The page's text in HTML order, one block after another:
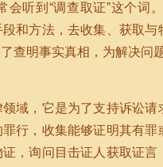
听到“调查取证”这个词
和方法，去收集、获取
查明事实真相，为解决问
域，它是为了支持诉讼
行，收集能够证明其有
，询问目击证人获取证